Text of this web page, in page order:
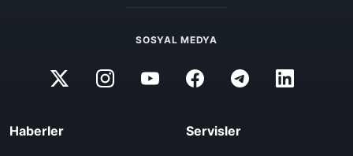
SOSYAL MEDYA
Haberler Servisler